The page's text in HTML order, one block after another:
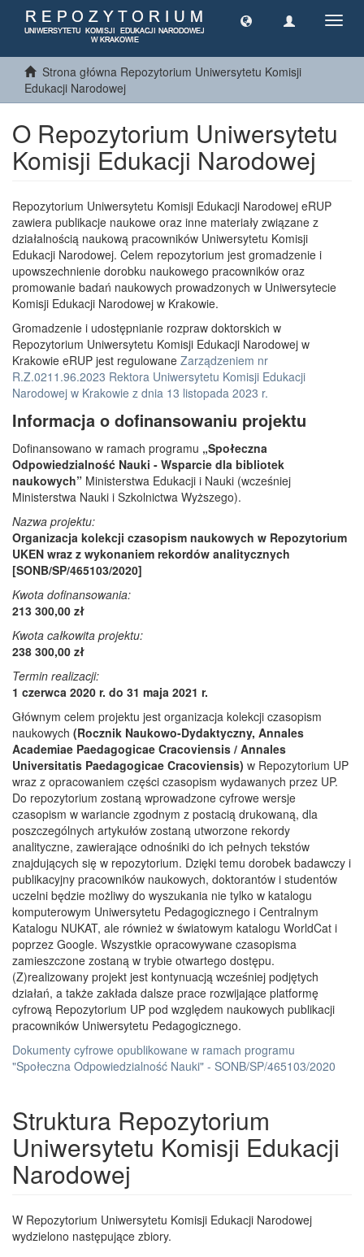
Strona główna Repozytorium Uniwersytetu Komisji
Edukacji Narodowej
O Repozytorium Uniwersytetu
Komisji Edukacji Narodowej
Repozytorium Uniwersytetu Komisji Edukacji Narodowej eRUP
zawiera publikacje naukowe oraz inne materiały związane z
działalnością naukową pracowników Uniwersytetu Komisji
Edukacji Narodowej. Celem repozytorium jest gromadzenie i
upowszechnienie dorobku naukowego pracowników oraz
promowanie badań naukowych prowadzonych w Uniwersytecie
Komisji Edukacji Narodowej w Krakowie.
Gromadzenie i udostępnianie rozpraw doktorskich w
Repozytorium Uniwersytetu Komisji Edukacji Narodowej w
Krakowie eRUP jest regulowane Zarządzeniem nr
R.Z.0211.96.2023 Rektora Uniwersytetu Komisji Edukacji
Narodowej w Krakowie z dnia 13 listopada 2023 r.
Informacja o dofinansowaniu projektu
Dofinansowano w ramach programu „Społeczna
Odpowiedzialność Nauki - Wsparcie dla bibliotek
naukowych” Ministerstwa Edukacji i Nauki (wcześniej
Ministerstwa Nauki i Szkolnictwa Wyższego).
Nazwa projektu:
Organizacja kolekcji czasopism naukowych w Repozytorium
UKEN wraz z wykonaniem rekordów analitycznych
[SONB/SP/465103/2020]
Kwota dofinansowania:
213 300,00 zł
Kwota całkowita projektu:
238 300,00 zł
Termin realizacji:
1 czerwca 2020 r. do 31 maja 2021 r.
Głównym celem projektu jest organizacja kolekcji czasopism
naukowych (Rocznik Naukowo-Dydaktyczny, Annales
Academiae Paedagogicae Cracoviensis / Annales
Universitatis Paedagogicae Cracoviensis) w Repozytorium UP
wraz z opracowaniem części czasopism wydawanych przez UP.
Do repozytorium zostaną wprowadzone cyfrowe wersje
czasopism w wariancie zgodnym z postacią drukowaną, dla
poszczególnych artykułów zostaną utworzone rekordy
analityczne, zawierające odnośniki do ich pełnych tekstów
znajdujących się w repozytorium. Dzięki temu dorobek badawczy i
publikacyjny pracowników naukowych, doktorantów i studentów
uczelni będzie możliwy do wyszukania nie tylko w katalogu
komputerowym Uniwersytetu Pedagogicznego i Centralnym
Katalogu NUKAT, ale również w światowym katalogu WorldCat i
poprzez Google. Wszystkie opracowywane czasopisma
zamieszczone zostaną w trybie otwartego dostępu.
(Z)realizowany projekt jest kontynuacją wcześniej podjętych
działań, a także zakłada dalsze prace rozwijające platformę
cyfrową Repozytorium UP pod względem naukowych publikacji
pracowników Uniwersytetu Pedagogicznego.
Dokumenty cyfrowe opublikowane w ramach programu
"Społeczna Odpowiedzialność Nauki" - SONB/SP/465103/2020
Struktura Repozytorium
Uniwersytetu Komisji Edukacji
Narodowej
W Repozytorium Uniwersytetu Komisji Edukacji Narodowej
wydzielono następujące zbiory.